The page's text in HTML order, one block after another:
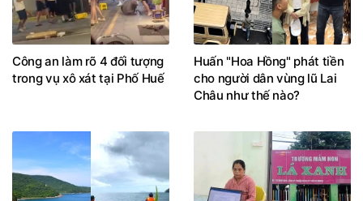
Công an làm rõ 4 đối tượng
trong vụ xô xát tại Phố Huế
Huấn "Hoa Hồng" phát tiền
cho người dân vùng lũ Lai
Châu như thế nào?